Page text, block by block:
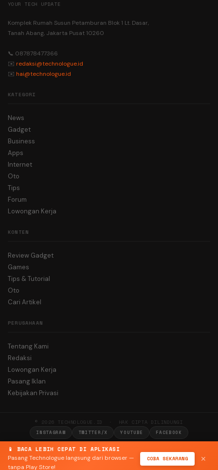
📱 BACA LEBIH CEPAT DI APLIKASI
Pasang Technologue langsung dari browser —
tanpa Play Store!
COBA SEKARANG ✕
YOUR TECH UPDATE
Komplek Rumah Susun Petamburan Blok 1 Lt. Dasar,
Tanah Abang, Jakarta Pusat 10260
📞 087878477366
✉️ redaksi@technologue.id
✉️ hai@technologue.id
KATEGORI
News
Gadget
Business
Apps
Internet
Oto
Tips
Forum
Lowongan Kerja
KONTEN
Review Gadget
Games
Tips & Tutorial
Oto
Cari Artikel
PERUSAHAAN
Tentang Kami
Redaksi
Lowongan Kerja
Pasang Iklan
Kebijakan Privasi
© 2026 TECHNOLOGUE.ID · HAK CIPTA DILINDUNGI
INSTAGRAM TWITTER/X YOUTUBE FACEBOOK